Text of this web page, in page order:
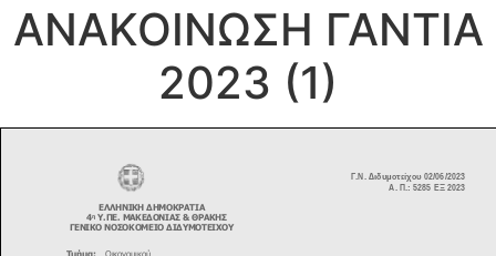
ΑΝΑΚΟΙΝΩΣΗ ΓΑΝΤΙΑ
2023 (1)